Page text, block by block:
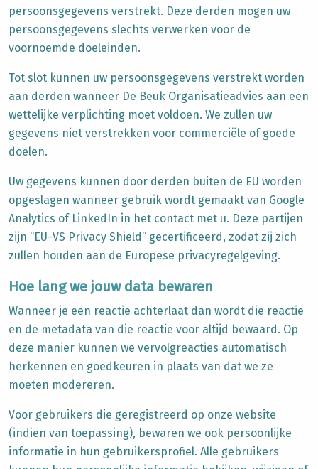
persoonsgegevens verstrekt. Deze derden mogen uw
persoonsgegevens slechts verwerken voor de
voornoemde doeleinden.
Tot slot kunnen uw persoonsgegevens verstrekt worden
aan derden wanneer De Beuk Organisatieadvies aan een
wettelijke verplichting moet voldoen. We zullen uw
gegevens niet verstrekken voor commerciële of goede
doelen.
Uw gegevens kunnen door derden buiten de EU worden
opgeslagen wanneer gebruik wordt gemaakt van Google
Analytics of LinkedIn in het contact met u. Deze partijen
zijn “EU-VS Privacy Shield” gecertificeerd, zodat zij zich
zullen houden aan de Europese privacyregelgeving.
Hoe lang we jouw data bewaren
Wanneer je een reactie achterlaat dan wordt die reactie
en de metadata van die reactie voor altijd bewaard. Op
deze manier kunnen we vervolgreacties automatisch
herkennen en goedkeuren in plaats van dat we ze
moeten modereren.
Voor gebruikers die geregistreerd op onze website
(indien van toepassing), bewaren we ook persoonlijke
informatie in hun gebruikersprofiel. Alle gebruikers